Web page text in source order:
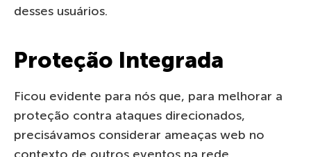
desses usuários.
Proteção Integrada
Ficou evidente para nós que, para melhorar a
proteção contra ataques direcionados,
precisávamos considerar ameaças web no
contexto de outros eventos na rede